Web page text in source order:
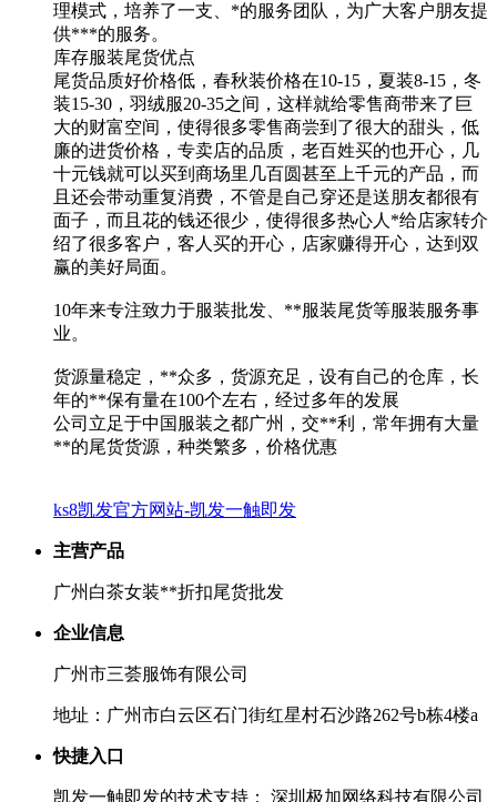
理模式，培养了一支、*的服务团队，为广大客户朋友提
供***的服务。
库存服装尾货优点
尾货品质好价格低，春秋装价格在10-15，夏装8-15，冬
装15-30，羽绒服20-35之间，这样就给零售商带来了巨
大的财富空间，使得很多零售商尝到了很大的甜头，低
廉的进货价格，专卖店的品质，老百姓买的也开心，几
十元钱就可以买到商场里几百圆甚至上千元的产品，而
且还会带动重复消费，不管是自己穿还是送朋友都很有
面子，而且花的钱还很少，使得很多热心人*给店家转介
绍了很多客户，客人买的开心，店家赚得开心，达到双
赢的美好局面。
10年来专注致力于服装批发、**服装尾货等服装服务事
业。
货源量稳定，**众多，货源充足，设有自己的仓库，长
年的**保有量在100个左右，经过多年的发展
公司立足于中国服装之都广州，交**利，常年拥有大量
**的尾货货源，种类繁多，价格优惠
ks8凯发官方网站-凯发一触即发
主营产品
广州白茶女装**折扣尾货批发
企业信息
广州市三荟服饰有限公司
地址：广州市白云区石门街红星村石沙路262号b栋4楼a
快捷入口
凯发一触即发的技术支持： 深圳极加网络科技有限公司